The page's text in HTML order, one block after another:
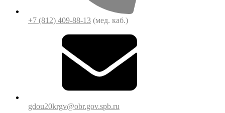
+7 (812) 409-88-13 (мед. каб.)
gdou20krgv@obr.gov.spb.ru